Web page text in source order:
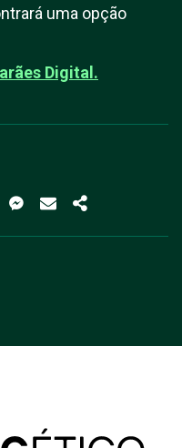
uma opção
Digital.